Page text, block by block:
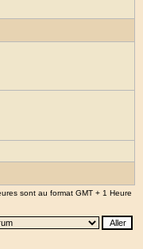
sont au format GMT + 1 Heure